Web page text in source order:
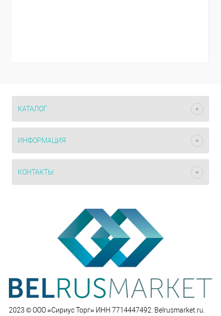
КАТАЛОГ
ИНФОРМАЦИЯ
КОНТАКТЫ
2023 © ООО «Сириус Торг» ИНН 7714447492. Belrusmarket.ru.